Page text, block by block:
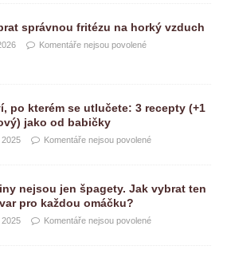
správnou fritézu na horký vzduch
Komentáře nejsou povolené
po kterém se utlučete: 3 recepty (+1
jako od babičky
2025 Komentáře nejsou povolené
nejsou jen špagety. Jak vybrat ten
pro každou omáčku?
2025 Komentáře nejsou povolené